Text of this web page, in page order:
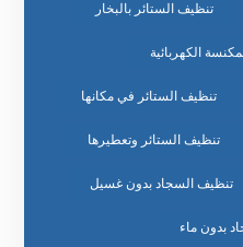
تنظيف الستائر بالبخار
الكهربائية
تنظيف الستائر في مكانها
تنظيف الستائر وتعطيرها
تنظيف السجاد بدون غسيل
بدون ماء